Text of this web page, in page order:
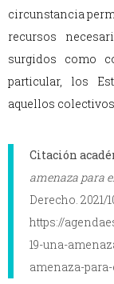
circunstancia
recursos
surgidos como
particular, los
aquellos
Citación
amenaza para
Derecho. 2021/
https://
19-una-
amenaza-